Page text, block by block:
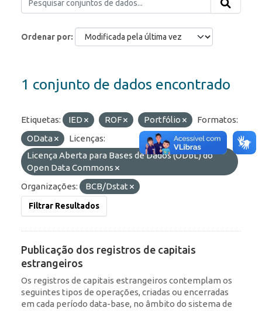
Ordenar por
1 conjunto de dados encontrado
Etiquetas: IED ROF Portfólio
Formatos:
OData
Licenças:
Licença Aberta para Bases de Dados (ODbL) do
Open Data Commons
Organizações:
BCB/Dstat
Filtrar Resultados
Publicação dos registros de capitais
estrangeiros
Os registros de capitais estrangeiros contemplam os
seguintes tipos de operações, criadas ou encerradas
em cada período data-base, no âmbito do sistema de